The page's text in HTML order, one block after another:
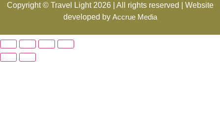
Copyright © Travel Light2026 | All rights reserved | Website
developed by Accrue Media